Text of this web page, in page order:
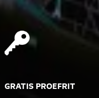
GRATIS PROEFRIT